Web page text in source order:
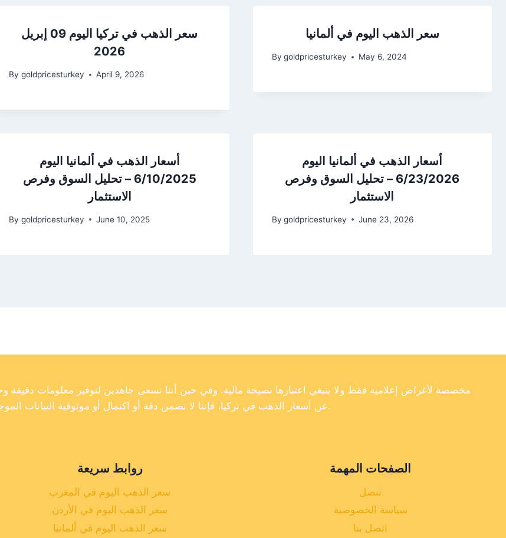
سعر الذهب في تركيا اليوم 09 إبريل
2026
By goldpricesturkey April 9, 2026
سعر الذهب اليوم في ألمانيا
By goldpricesturkey May 6, 2024
أسعار الذهب في ألمانيا اليوم
6/10/2025 – تحليل السوق وفرص
الاستثمار
By goldpricesturkey June 10, 2025
أسعار الذهب في ألمانيا اليوم
6/23/2026 – تحليل السوق وفرص
الاستثمار
By goldpricesturkey June 23, 2026
عن أسعار الذهب في تركيا، فإننا لا نضمن دقة أو اكتمال أو موثوقية البيانات الموجودة على موقعنا الإلكتروني.
روابط سريعة
سعر الذهب اليوم في المغرب
سعر الذهب اليوم في الأردن
سعر الذهب اليوم في ألمانيا
الصفحات المهمة
تنصل
سياسة الخصوصية
اتصل بنا